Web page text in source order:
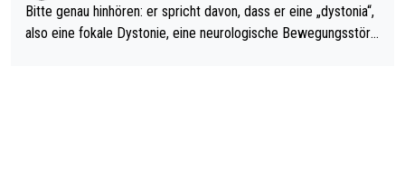
Bitte genau hinhören: er spricht davon, dass er eine „dystonia“,
also eine fokale Dystonie, eine neurologische Bewegungsstöru